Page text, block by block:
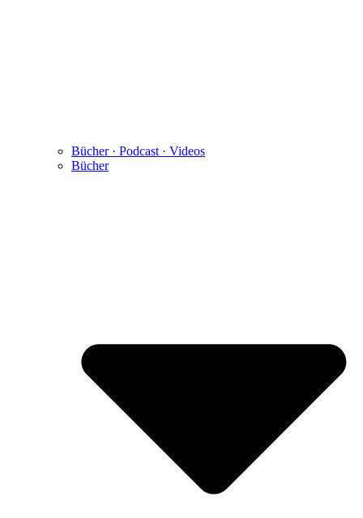
Bücher · Podcast · Videos
Bücher